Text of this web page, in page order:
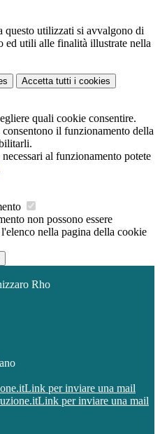
questo utilizzati si avvalgono di
ed utili alle finalità illustrate nella
Accetta tutti i cookies
quali cookie consentire.
il funzionamento della
al funzionamento potete
non possono essere
nella pagina della cookie
Rho
Link per inviare una mail
Link per inviare una mail